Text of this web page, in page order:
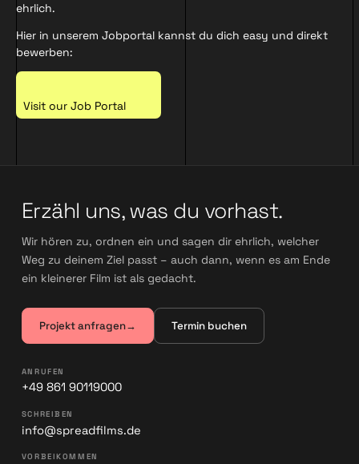
ehrlich.
Hier in unserem Jobportal kannst du dich easy und direkt
bewerben:
Visit our Job Portal
Erzähl uns, was du vorhast.
Wir hören zu, ordnen ein und sagen dir ehrlich, welcher
Weg zu deinem Ziel passt – auch dann, wenn es am Ende
ein kleinerer Film ist als gedacht.
Projekt anfragen→ Termin buchen
ANRUFEN
+49 861 90119000
SCHREIBEN
info@spreadfilms.de
VORBEIKOMMEN